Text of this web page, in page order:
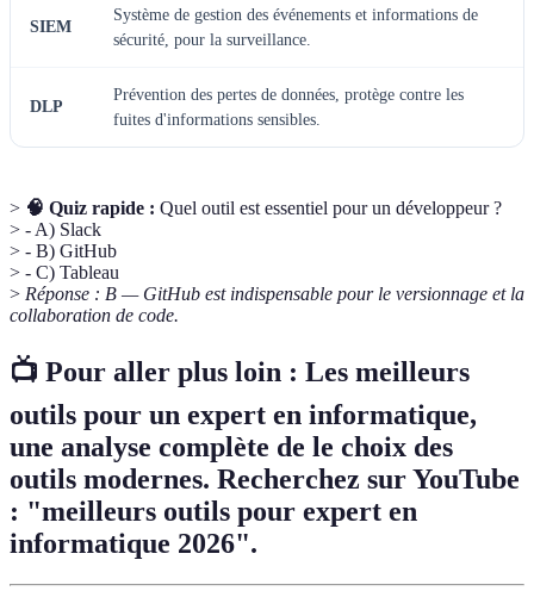
SIEM
Système de gestion des événements et informations de
sécurité, pour la surveillance.
DLP
Prévention des pertes de données, protège contre les
fuites d'informations sensibles.
> 🧠 Quiz rapide : Quel outil est essentiel pour un développeur ?
> - A) Slack
> - B) GitHub
> - C) Tableau
> Réponse : B — GitHub est indispensable pour le versionnage et la
collaboration de code.
📺 Pour aller plus loin : Les meilleurs
outils pour un expert en informatique,
une analyse complète de le choix des
outils modernes. Recherchez sur YouTube
: "meilleurs outils pour expert en
informatique 2026".